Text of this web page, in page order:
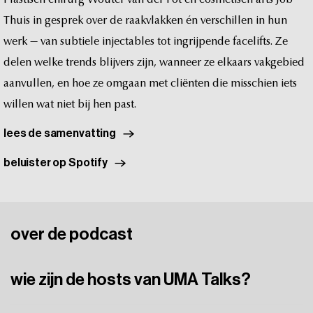
Thuis in gesprek over de raakvlakken én verschillen in hun
werk — van subtiele injectables tot ingrijpende facelifts. Ze
delen welke trends blijvers zijn, wanneer ze elkaars vakgebied
aanvullen, en hoe ze omgaan met cliënten die misschien iets
willen wat niet bij hen past.
lees de samenvatting
beluister op Spotify
over de podcast
wie zijn de hosts van UMA Talks?